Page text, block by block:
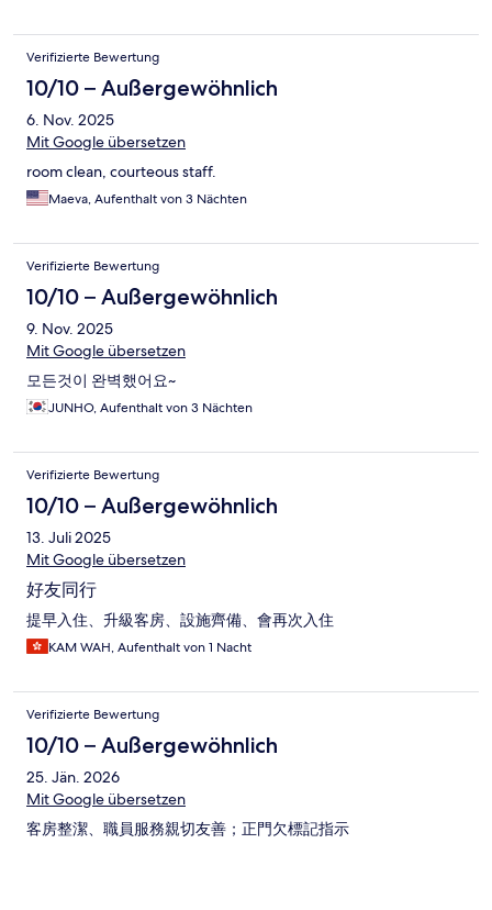
Verifizierte Bewertung
10/10 – Außergewöhnlich
6. Nov. 2025
Mit Google übersetzen
room clean, courteous staff.
Maeva, Aufenthalt von 3 Nächten
Verifizierte Bewertung
10/10 – Außergewöhnlich
9. Nov. 2025
Mit Google übersetzen
모든것이 완벽했어요~
JUNHO, Aufenthalt von 3 Nächten
Verifizierte Bewertung
10/10 – Außergewöhnlich
13. Juli 2025
Mit Google übersetzen
好友同行
提早入住、升級客房、設施齊備、會再次入住
KAM WAH, Aufenthalt von 1 Nacht
Verifizierte Bewertung
10/10 – Außergewöhnlich
25. Jän. 2026
Mit Google übersetzen
客房整潔、職員服務親切友善；正門欠標記指示